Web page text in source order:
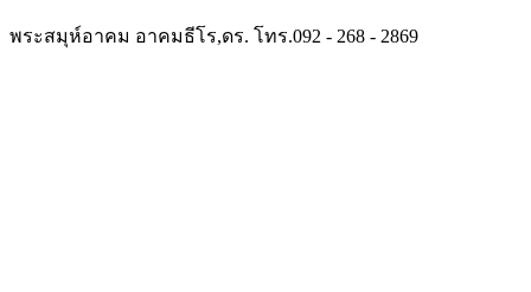
พระสมุห์อาคม อาคมธีโร,ดร. โทร.092 - 268 - 2869